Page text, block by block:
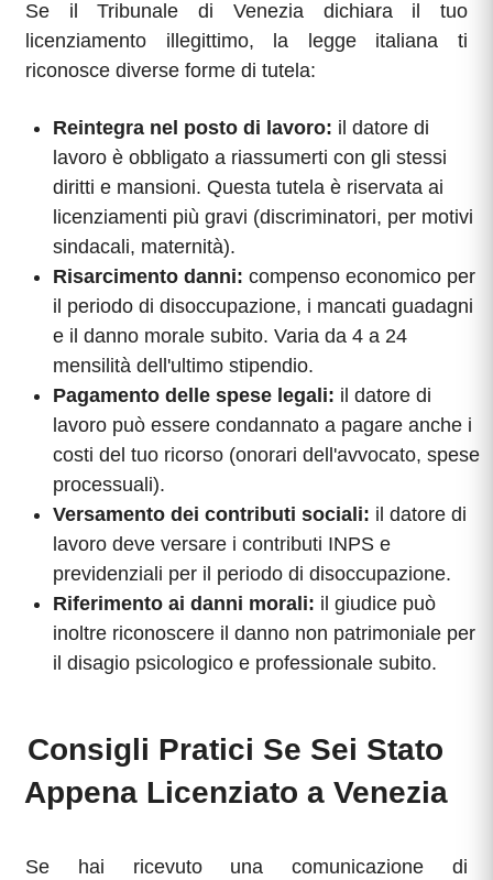
Se il Tribunale di Venezia dichiara il tuo
licenziamento illegittimo, la legge italiana ti
riconosce diverse forme di tutela:
Reintegra nel posto di lavoro: il datore di
lavoro è obbligato a riassumerti con gli stessi
diritti e mansioni. Questa tutela è riservata ai
licenziamenti più gravi (discriminatori, per motivi
sindacali, maternità).
Risarcimento danni: compenso economico per
il periodo di disoccupazione, i mancati guadagni
e il danno morale subito. Varia da 4 a 24
mensilità dell'ultimo stipendio.
Pagamento delle spese legali: il datore di
lavoro può essere condannato a pagare anche i
costi del tuo ricorso (onorari dell'avvocato, spese
processuali).
Versamento dei contributi sociali: il datore di
lavoro deve versare i contributi INPS e
previdenziali per il periodo di disoccupazione.
Riferimento ai danni morali: il giudice può
inoltre riconoscere il danno non patrimoniale per
il disagio psicologico e professionale subito.
Consigli Pratici Se Sei Stato
Appena Licenziato a Venezia
Se hai ricevuto una comunicazione di